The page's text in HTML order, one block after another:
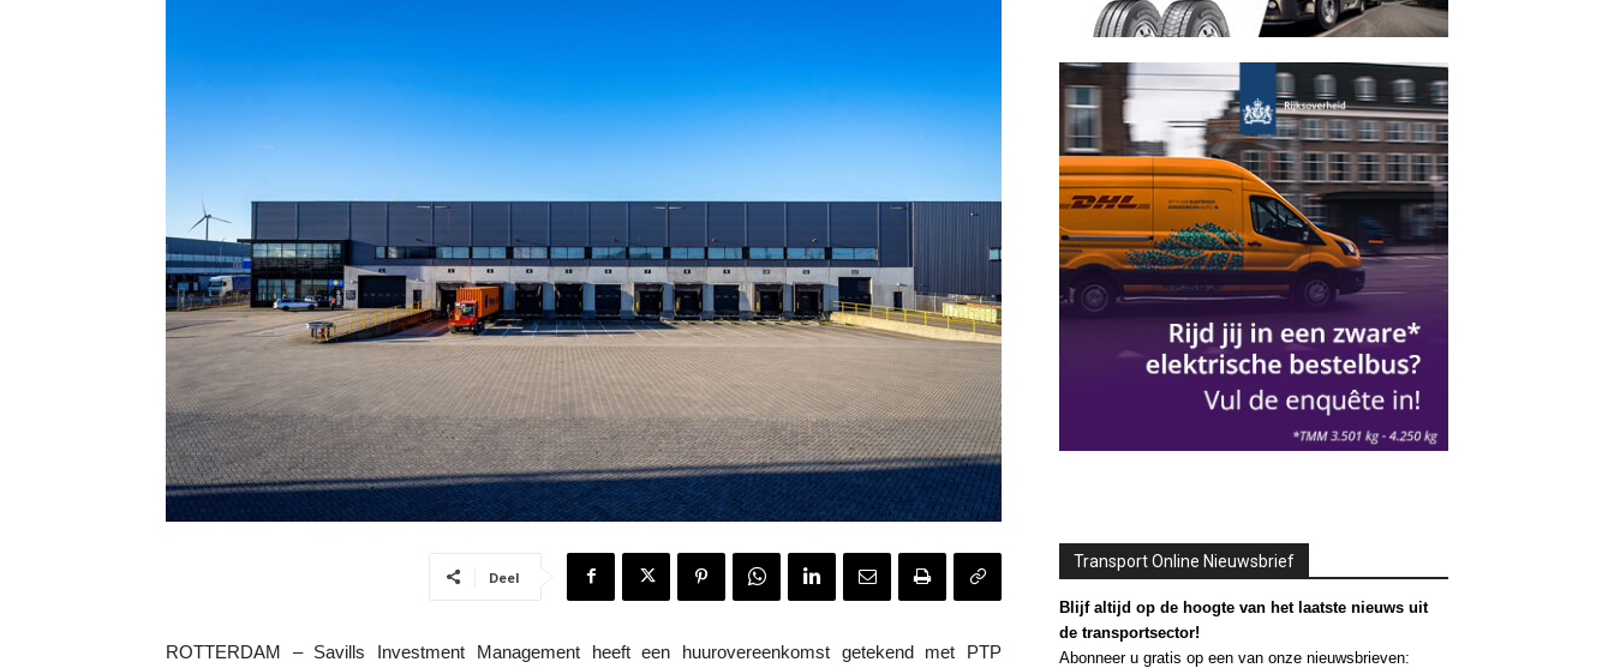
Deel
ROTTERDAM – Savills Investment Management heeft een huurovereenkomst getekend met PTP
Transport Online Nieuwsbrief
Blijf altijd op de hoogte van het laatste nieuws uit
de transportsector!
Abonneer u gratis op een van onze nieuwsbrieven: